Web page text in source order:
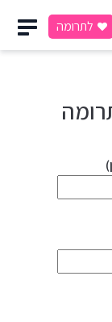
לתרומה